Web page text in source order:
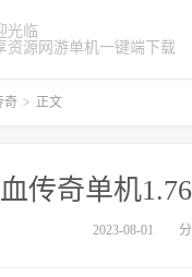
光临
资源网游单机一键端下载
奇 > 正文
传奇单机
2023-08-01